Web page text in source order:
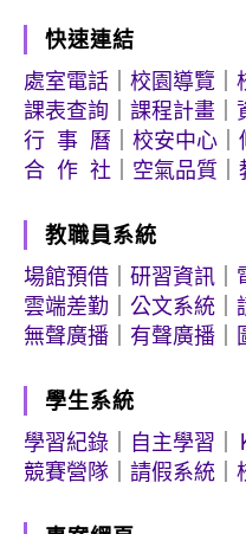
快速連結
處室電話
校園導覽
課表查詢
課程計畫
行 事 曆
校安中心
合 作 社
空氣品質
教職員系統
場館預借
研習資訊
雲端差勤
公文系統
無聲廣播
有聲廣播
學生系統
學習紀錄
自主學習
競賽營隊
請假系統